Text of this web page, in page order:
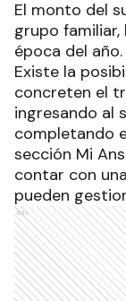
El monto del
grupo familiar,
época del año.
Existe la
concreten el
ingresando al
completando
sección Mi
contar con
pueden
Ads